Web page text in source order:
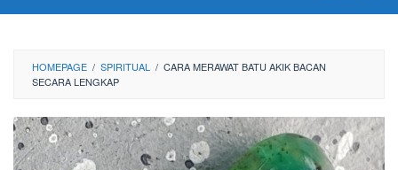
HOMEPAGE / SPIRITUAL / CARA MERAWAT BATU AKIK BACAN
SECARA LENGKAP